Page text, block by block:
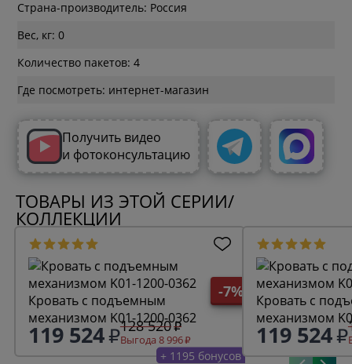
Страна-производитель: Россия
Вес, кг: 0
Количество пакетов: 4
Где посмотреть: интернет-магазин
Получить видео
и фотоконсультацию
ТОВАРЫ ИЗ ЭТОЙ СЕРИИ/
КОЛЛЕКЦИИ
-7%
Кровать с подъемным
механизмом K01-1200-0362
119 524 128 520
Выгода 8 996
+ 1195 бонусов
Кровать с
механизмом
119 524